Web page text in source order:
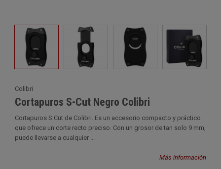
Colibri
Cortapuros S-Cut Negro Colibri
Cortapuros S Cut de Colibri. Es un accesorio compacto y práctico
que ofrece un corte recto preciso. Con un grosor de tan solo 9 mm,
puede llevarse a cualquier ...
Más información